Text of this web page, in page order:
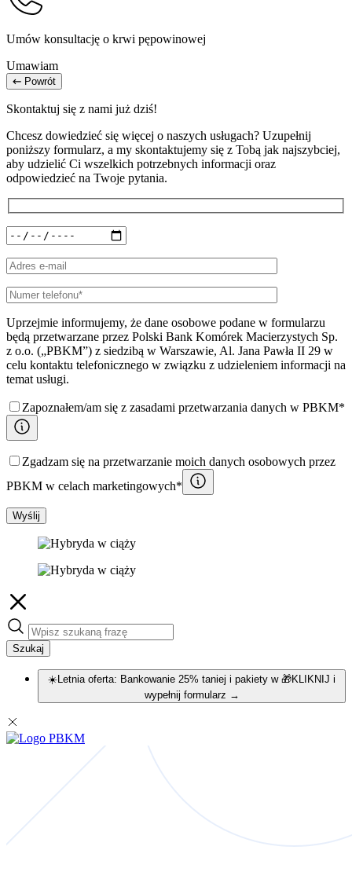
Umów konsultację o krwi pępowinowej
Umawiam
Powrót
Skontaktuj się z nami już dziś!
Chcesz dowiedzieć się więcej o naszych usługach? Uzupełnij
poniższy formularz, a my skontaktujemy się z Tobą jak najszybciej,
aby udzielić Ci wszelkich potrzebnych informacji oraz
odpowiedzieć na Twoje pytania.
Uprzejmie informujemy, że dane osobowe podane w formularzu
będą przetwarzane przez Polski Bank Komórek Macierzystych Sp.
z o.o. („PBKM”) z siedzibą w Warszawie, Al. Jana Pawła II 29 w
celu kontaktu telefonicznego w związku z udzieleniem informacji na
temat usługi.
Zapoznałem/am się z zasadami przetwarzania danych w PBKM*
Zgadzam się na przetwarzanie moich danych osobowych przez
PBKM w celach marketingowych*
Wyślij
Szukaj
☀️Letnia oferta: Bankowanie 25% taniej i pakiety w 🎁KLIKNIJ i
wypełnij formularz →